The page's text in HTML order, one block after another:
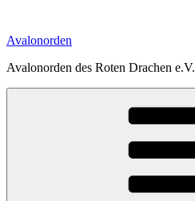
springen
Avalonorden
Avalonorden des Roten Drachen e.V.